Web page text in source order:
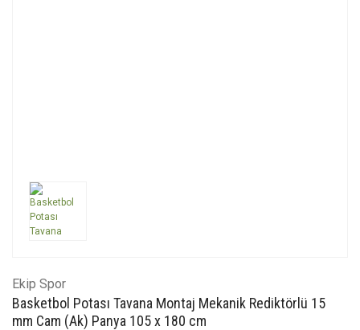
Ekip Spor
Basketbol Potası Tavana Montaj Mekanik Rediktörlü 15
mm Cam (Ak) Panya 105 x 180 cm